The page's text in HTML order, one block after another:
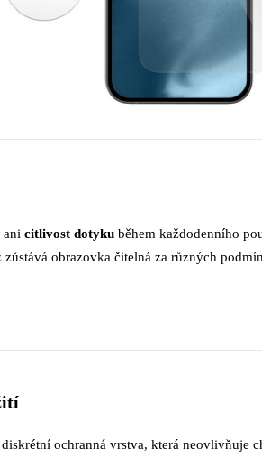
ani citlivost dotyku během každodenního
obrazovka čitelná za různých
ochranná vrstva, která neovlivňuje